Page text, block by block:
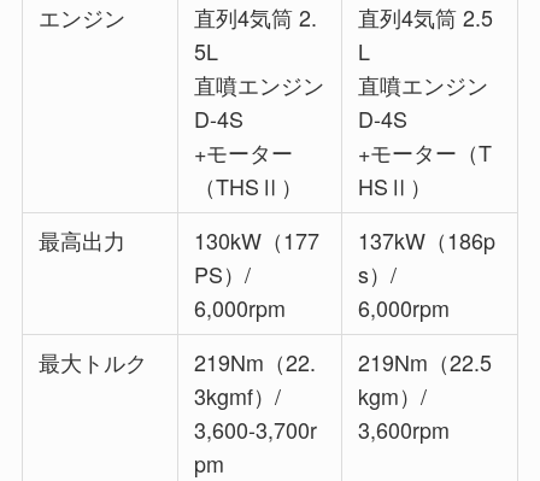
エンジン
直列4気筒 2.
5L
直噴エンジン
D-4S
+モーター
（THSⅡ）
直列4気筒 2.5
L
直噴エンジン
D-4S
+モーター（T
HSⅡ）
最高出力
130kW（177
PS）/
6,000rpm
137kW（186p
s）/
6,000rpm
最大トルク
219Nm（22.
3kgmf）/
3,600-3,700r
pm
219Nm（22.5
kgm）/
3,600rpm